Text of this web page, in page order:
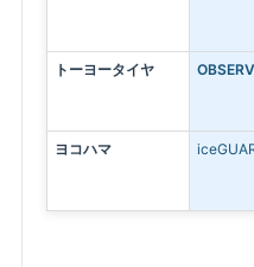
トーヨータイヤ
ヨコハマ